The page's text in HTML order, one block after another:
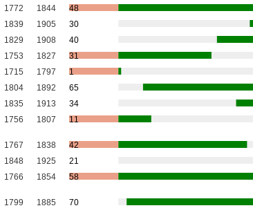
1772 1844
48
1839 1905
30
1829 1908
40
1753 1827
31
1715 1797
1
1804 1892
65
1835 1913
34
1756 1807 11
1767 1838
42
1848 1925
21
1766 1854 58
1799 1885 70